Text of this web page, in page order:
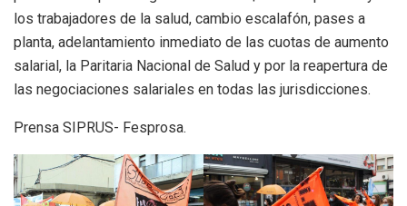
los trabajadores de la salud, cambio escalafón, pases a
planta, adelantamiento inmediato de las cuotas de aumento
salarial, la Paritaria Nacional de Salud y por la reapertura de
las negociaciones salariales en todas las jurisdicciones.
Prensa SIPRUS- Fesprosa.